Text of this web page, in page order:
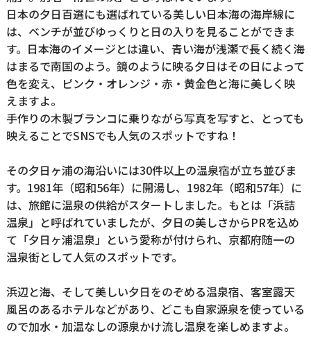
日本の夕日百選にも選ばれている美しい日本海の海岸線に
は、ベンチが並びゆっくりと日の入りを見ることができま
す。日本海のイメージとは違い、青い海が浅瀬で長く続く海
はまるで南国のよう。鏡のように映る夕日はその日によって
色を変え、ピンク・オレンジ・赤・黄金色と海に美しく映
えますよ。
手作りの木製ブランコに乗りながら写真を写すと、とっても
映えることでSNSでも人気のスポットですね！
その夕日ヶ浦の海沿いには30件以上の温泉宿が立ち並びま
す。1981年（昭和56年）に開湯し、1982年（昭和57年）に
は、旅館に温泉の供給がスタートしました。もとは「浜詰
温泉」と呼ばれていましたが、夕日の美しさからPRを込め
て「夕日ヶ浦温泉」という愛称が付けられ、京都府随一の
温泉街として人気のスポットです。
浜辺と海、そして美しい夕日をのぞめる温泉宿、客室露天
風呂のあるホテルなどがあり、どこも自家源泉を使っている
ので加水・加温なしの源泉かけ流し温泉を楽しめますよ。